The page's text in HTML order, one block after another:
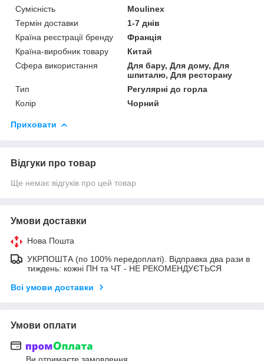
Сумісність
Moulinex
Термін доставки
1-7 днів
Країна реєстрації бренду
Франція
Країна-виробник товару
Китай
Сфера використання
Для бару, Для дому, Для
шпиталю, Для ресторану
Тип
Регулярні до горла
Колір
Чорний
Приховати
Відгуки про товар
Ще немає відгуків про цей товар
Умови доставки
Нова Пошта
УКРПОШТА (по 100% передоплаті). Відправка два рази в
тиждень: кожні ПН та ЧТ - НЕ РЕКОМЕНДУЄТЬСЯ
Всі умови доставки
Умови оплати